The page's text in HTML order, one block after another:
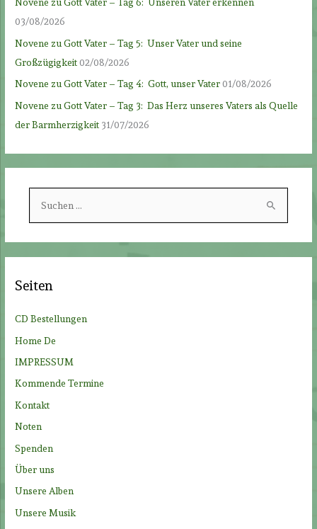
Novene zu Gott Vater – Tag 6: Unseren Vater erkennen
03/08/2026
Novene zu Gott Vater – Tag 5: Unser Vater und seine
Großzügigkeit02/08/2026
Novene zu Gott Vater – Tag 4: Gott, unser Vater01/08/2026
Novene zu Gott Vater – Tag 3: Das Herz unseres Vaters als Quelle
der Barmherzigkeit 31/07/2026
n
h
:
Seiten
CD Bestellungen
Home De
IMPRESSUM
Kommende Termine
Kontakt
Noten
Spenden
Über uns
Unsere Alben
Unsere Musik